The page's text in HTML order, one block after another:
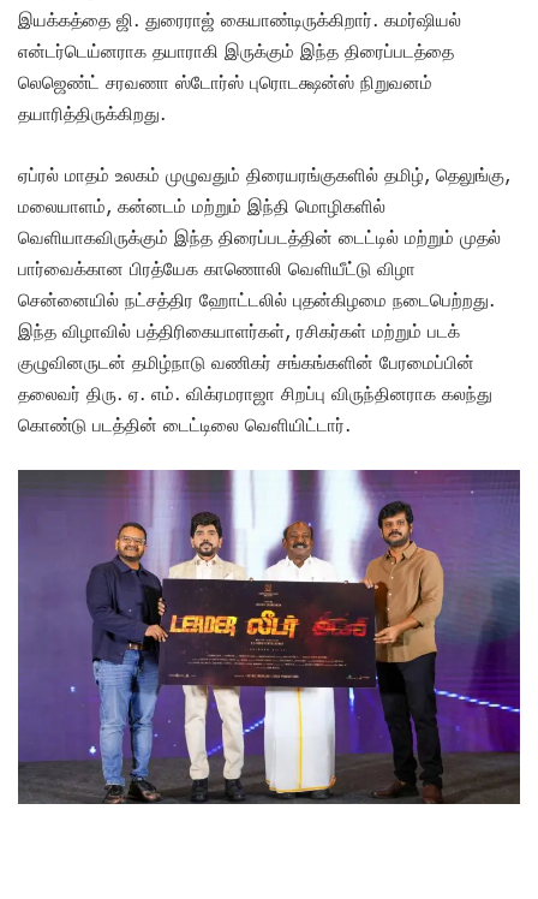
இயக்கத்தை ஜி. துரைராஜ் கையாண்டிருக்கிறார். கமர்ஷியல்
என்டர்டெய்னராக தயாராகி இருக்கும் இந்த திரைப்படத்தை
லெஜெண்ட் சரவணா ஸ்டோர்ஸ் புரொடக்ஷன்ஸ் நிறுவனம்
தயாரித்திருக்கிறது.
ஏப்ரல் மாதம் உலகம் முழுவதும் திரையரங்குகளில் தமிழ், தெலுங்கு,
மலையாளம், கன்னடம் மற்றும் இந்தி மொழிகளில்
வெளியாகவிருக்கும் இந்த திரைப்படத்தின் டைட்டில் மற்றும் முதல்
பார்வைக்கான பிரத்யேக காணொலி வெளியீட்டு விழா
சென்னையில் நட்சத்திர ஹோட்டலில் புதன்கிழமை நடைபெற்றது.
இந்த விழாவில் பத்திரிகையாளர்கள், ரசிகர்கள் மற்றும் படக்
குழுவினருடன் தமிழ்நாடு வணிகர் சங்கங்களின் பேரமைப்பின்
தலைவர் திரு. ஏ. எம். விக்ரமராஜா சிறப்பு விருந்தினராக கலந்து
கொண்டு படத்தின் டைட்டிலை வெளியிட்டார்.